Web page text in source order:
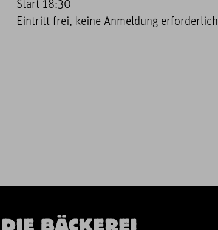
Start 18:30
Eintritt frei, keine Anmeldung erforderlich